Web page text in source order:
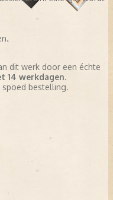
dit werk door een échte
14 werkdagen.
bestelling.